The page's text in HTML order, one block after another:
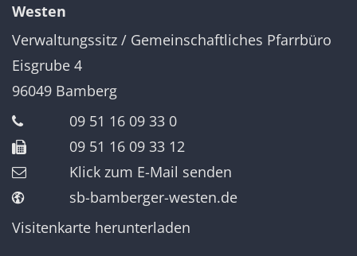
Westen
Verwaltungssitz / Gemeinschaftliches Pfarrbüro
Eisgrube 4
96049 Bamberg
09 51 16 09 33 0
09 51 16 09 33 12
Klick zum E-Mail senden
sb-bamberger-westen.de
Visitenkarte herunterladen